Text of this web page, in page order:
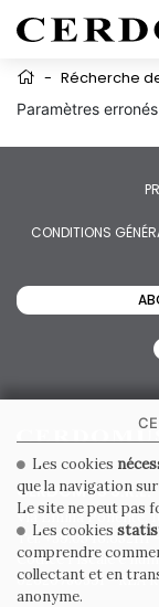
- Récherche
Paramètres
CERDOMUS S.R.L.
Via Emilia Ponente,
Tel.
Codice Fiscale e
02620780391 - REA
CONDITIONS
Les cookies
que la navigation
Le site ne peut pas
Les cookies
comprendre
collectant et en
anonyme.